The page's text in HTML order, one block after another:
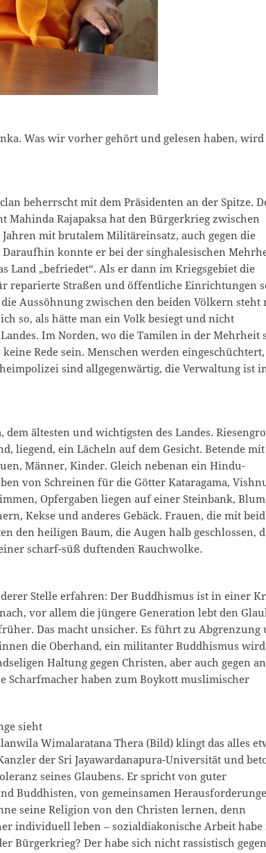
Was wir vorher gehört und gelesen haben, wird
beherrscht mit dem Präsidenten an der Spitze.
Mahinda Rajapaksa hat den Bürgerkrieg zwischen
mit brutalem Militäreinsatz, auch gegen die
konnte er bei der singhalesischen
Land „befriedet“. Als er dann im Kriegsgebiet die
Straßen und öffentliche Einrichtungen
Aussöhnung zwischen den beiden Völkern steht
so, als hätte man ein Volk besiegt und nicht
Im Norden, wo die Tamilen in der Mehrheit
Rede sein. Menschen werden eingeschüchtert,
sind allgegenwärtig, die Verwaltung ist
ältesten und wichtigsten des Landes.
liegend, ein Lächeln auf dem Gesicht. Betende mit
Männer, Kinder. Gleich nebenan ein Hindu-
von Schreinen für die Götter Kataragama,
Opfergaben liegen auf einer Steinbank,
Kekse und anderes Gebäck. Frauen, die mit
den heiligen Baum, die Augen halb geschlossen,
scharf-süß duftenden Rauchwolke.
Stelle erfahren: Der Buddhismus ist in einer
vor allem die jüngere Generation lebt den
Das macht unsicher. Es führt zu Abgrenzung
die Oberhand, ein militanter Buddhismus wird
Haltung gegen Christen, aber auch gegen
Scharfmacher haben zum Boykott muslimischer
sieht
Wimalaratana Thera (Bild) klingt das alles
der Sri Jayawardanapura-Universität und
seines Glaubens. Er spricht von guter
Buddhisten, von gemeinsamen
seine Religion von den Christen lernen, denn
individuell leben – sozialdiakonische Arbeit habe
Bürgerkrieg? Der habe sich nicht rassistisch